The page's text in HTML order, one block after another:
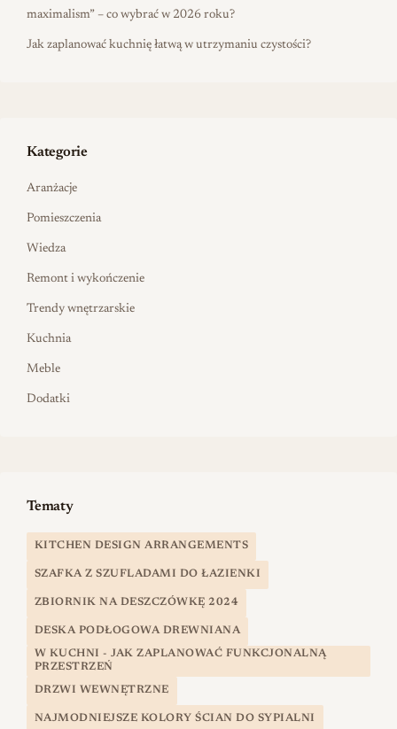
maximalism” – co wybrać w 2026 roku?
Jak zaplanować kuchnię łatwą w utrzymaniu czystości?
Kategorie
Aranżacje
Pomieszczenia
Wiedza
Remont i wykończenie
Trendy wnętrzarskie
Kuchnia
Meble
Dodatki
Tematy
KITCHEN DESIGN ARRANGEMENTS
SZAFKA Z SZUFLADAMI DO ŁAZIENKI
ZBIORNIK NA DESZCZÓWKĘ 2024
DESKA PODŁOGOWA DREWNIANA
W KUCHNI - JAK ZAPLANOWAĆ FUNKCJONALNĄ
PRZESTRZEŃ
DRZWI WEWNĘTRZNE
NAJMODNIEJSZE KOLORY ŚCIAN DO SYPIALNI